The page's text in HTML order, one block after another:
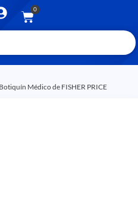
0
Médico de FISHER PRICE